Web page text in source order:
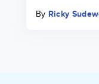
By Ricky